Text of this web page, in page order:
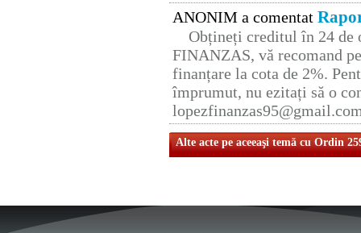
ANONIM a comentat
Obțineți creditul în 24 de
FINANZAS, vă recomand
finanțare la cota de 2%.
împrumut, nu ezitați să o
Alte acte pe aceeaşi temă cu Ordin